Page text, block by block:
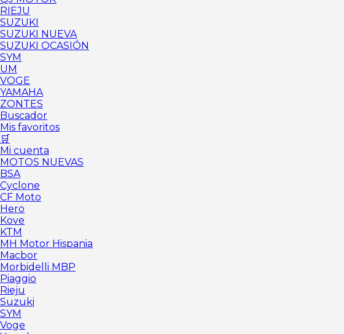
RIEJU
SUZUKI
SUZUKI NUEVA
SUZUKI OCASIÓN
SYM
UM
VOGE
YAMAHA
ZONTES
Buscador
Mis favoritos
🛒
Mi cuenta
MOTOS NUEVAS
BSA
Cyclone
CF Moto
Hero
Kove
KTM
MH Motor Hispania
Macbor
Morbidelli MBP
Piaggio
Rieju
Suzuki
SYM
Voge